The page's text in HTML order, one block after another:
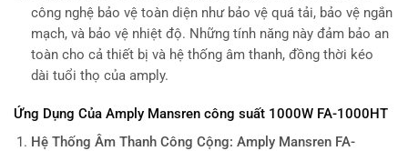
công nghệ bảo vệ toàn diện như bảo vệ quá tải, bảo vệ ngắn
mạch, và bảo vệ nhiệt độ. Những tính năng này đảm bảo an
toàn cho cả thiết bị và hệ thống âm thanh, đồng thời kéo
dài tuổi thọ của amply.
Ứng Dụng Của Amply Mansren công suất 1000W FA-1000HT
Hệ Thống Âm Thanh Công Cộng: Amply Mansren FA-